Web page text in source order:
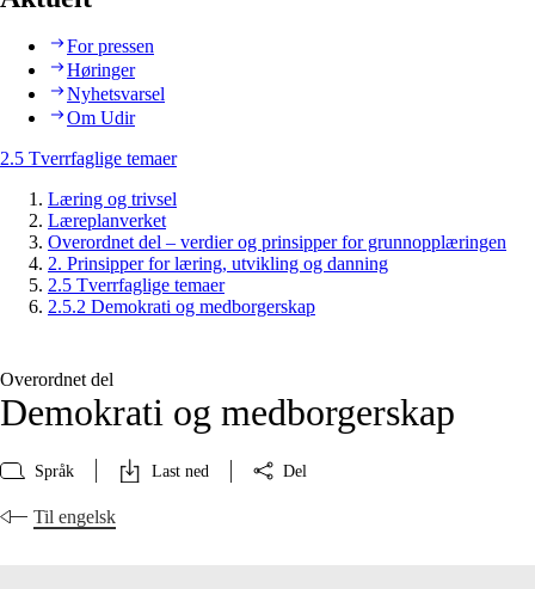
For pressen
Høringer
Nyhetsvarsel
Om Udir
2.5 Tverrfaglige temaer
Læring og trivsel
Læreplanverket
Overordnet del – verdier og prinsipper for grunnopplæringen
2. Prinsipper for læring, utvikling og danning
2.5 Tverrfaglige temaer
2.5.2 Demokrati og medborgerskap
Overordnet del
Demokrati og medborgerskap
Språk Last ned Del
Til engelsk